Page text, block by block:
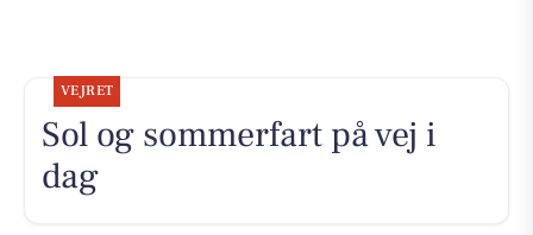
VEJRET
Sol og sommerfart på vej i
dag